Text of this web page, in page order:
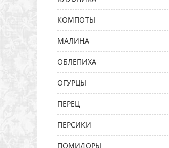
КОМПОТЫ
МАЛИНА
ОБЛЕПИХА
ОГУРЦЫ
ПЕРЕЦ
ПЕРСИКИ
ПОМИДОРЫ